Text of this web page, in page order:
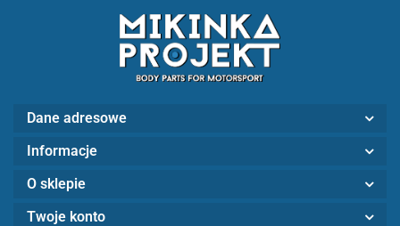
Dane adresowe
Informacje
O sklepie
Twoje konto